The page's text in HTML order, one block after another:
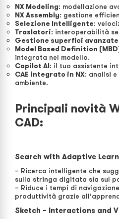
NX Modeling: modellazione
NX Assembly: gestione
Selezione Intelligente:
Traslatori: interoperabilità
Gestione superfici avanzate
Model Based Definition
integrata nel modello.
Copilot AI: il tuo assistente
CAE integrato in NX: analisi e
ambiente.
Principali novità
CAD:
Search with Adaptive
– Ricerca intelligente che
sulla stringa digitata sia sul
– Riduce i tempi di
produttività grazie
Sketch – Interactions and